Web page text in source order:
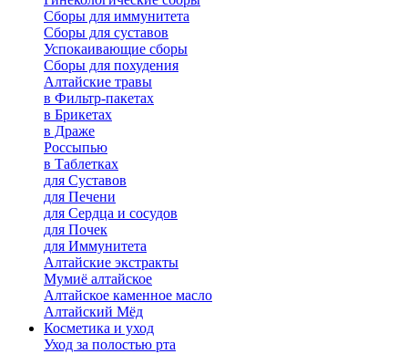
Сборы для иммунитета
Сборы для суставов
Успокаивающие сборы
Сборы для похудения
Алтайские травы
в Фильтр-пакетах
в Брикетах
в Драже
Россыпью
в Таблетках
для Cуставов
для Печени
для Сердца и сосудов
для Почек
для Иммунитета
Алтайские экстракты
Мумиё алтайское
Алтайское каменное масло
Алтайский Мёд
Косметика и уход
Уход за полостью рта